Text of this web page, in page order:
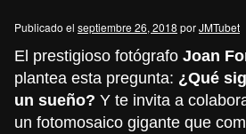
Publicado el septiembre 26, 2018 porJMTubet
El prestigioso fotógrafo Joan
plantea esta pregunta: ¿Qué
un sueño? Y te invita a
un fotomosaico gigante que